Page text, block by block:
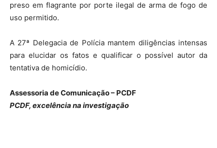
preso em flagrante por porte ilegal de arma de fogo de
uso permitido.
A 27ª Delegacia de Polícia mantem diligências intensas
para elucidar os fatos e qualificar o possível autor da
tentativa de homicídio.
Assessoria de Comunicação – PCDF
PCDF, excelência na investigação